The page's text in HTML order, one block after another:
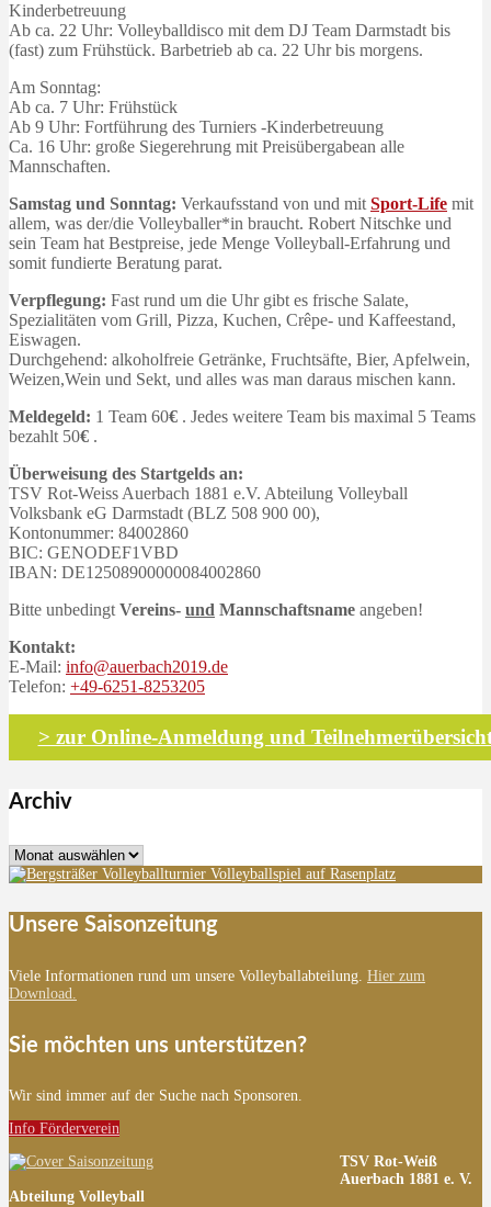
Kinderbetreuung
Ab ca. 22 Uhr: Volleyballdisco mit dem DJ Team Darmstadt bis
(fast) zum Frühstück. Barbetrieb ab ca. 22 Uhr bis morgens.
Am Sonntag:
Ab ca. 7 Uhr: Frühstück
Ab 9 Uhr: Fortführung des Turniers -Kinderbetreuung
Ca. 16 Uhr: große Siegerehrung mit Preisübergabean alle
Mannschaften.
Samstag und Sonntag: Verkaufsstand von und mit Sport-Life mit
allem, was der/die Volleyballer*in braucht. Robert Nitschke und
sein Team hat Bestpreise, jede Menge Volleyball-Erfahrung und
somit fundierte Beratung parat.
Verpflegung: Fast rund um die Uhr gibt es frische Salate,
Spezialitäten vom Grill, Pizza, Kuchen, Crêpe- und Kaffeestand,
Eiswagen.
Durchgehend: alkoholfreie Getränke, Fruchtsäfte, Bier, Apfelwein,
Weizen,Wein und Sekt, und alles was man daraus mischen kann.
Meldegeld: 1 Team 60€ . Jedes weitere Team bis maximal 5 Teams
bezahlt 50€ .
Überweisung des Startgelds an:
TSV Rot-Weiss Auerbach 1881 e.V. Abteilung Volleyball
Volksbank eG Darmstadt (BLZ 508 900 00),
Kontonummer: 84002860
BIC: GENODEF1VBD
IBAN: DE12508900000084002860
Bitte unbedingt Vereins- und Mannschaftsname angeben!
Kontakt:
E-Mail: info@auerbach2019.de
Telefon: +49-6251-8253205
> zur Online-Anmeldung und
Archiv
Archiv
Unsere Saisonzeitung
Viele Informationen rund um unsere Volleyballabteilung. Hier zum
Download.
Sie möchten uns unterstützen?
Wir sind immer auf der Suche nach Sponsoren.
Info Förderverein
TSV Rot-Weiß
Auerbach 1881 e. V.
Abteilung Volleyball